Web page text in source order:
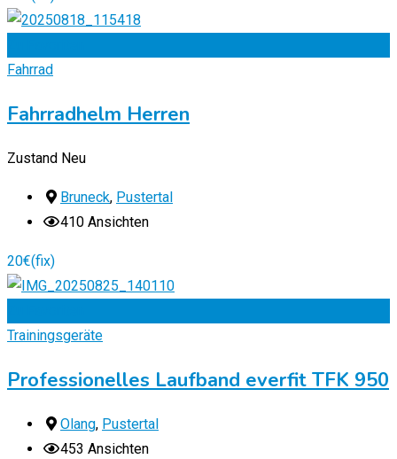
Fahrrad
Fahrradhelm Herren
Zustand Neu
Bruneck, Pustertal
410 Ansichten
20€(fix)
Trainingsgeräte
Professionelles Laufband everfit TFK 950
Olang, Pustertal
453 Ansichten